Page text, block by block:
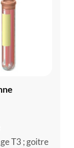
T3 ; goitre